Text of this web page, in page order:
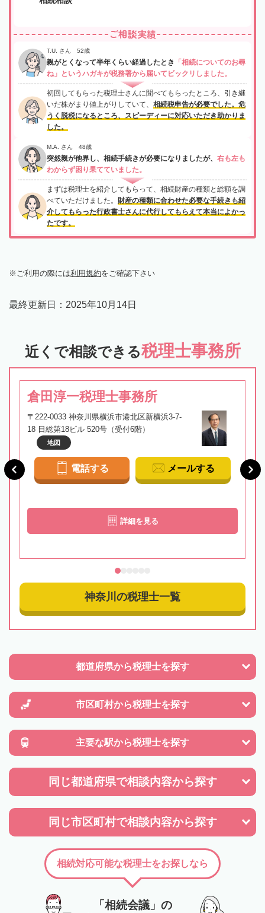
ご相談実績
T.U. さん 52歳
親がとくなって半年くらい経過したとき
「相続についてのお尋
ね」というハガキが税務署から届いてビックリしました。
初回してもらった税理士さんに聞べてもらったところ、引き継
いだ株がまり値上がりしていて、 相続税申告が必要でした。危
うく脱税になるところ、スピーディーに対応いただき助かりま
した。
M.A. さん 48歳
突然親が他界し、相続手続きが必要になりましたが、 右も左も
わからず困り果てていました。
まずは税理士を紹介してもらって、相続財産の種類と総額を調
べていただけました。 財産の種類に合わせた必要な手続きも紹
介してもらった行政書士さんに代行してもらえて本当によかっ
たです。
ご利用の際には利用規約をご確認下さい
最終更新日： 2025年10月14日
近くで相談できる税理士事務所
倉田淳一税理士事務所
〒222-0033 神奈川県横浜市港北区新横浜3-7-
18 日総第18ビル 520号（受付6階）
地図
電話する メールする
詳細を見る
神奈川の税理士一覧
都道府県から税理士を探す
市区町村から税理士を探す
主要な駅から税理士を探す
同じ都道府県で相談内容から探す
同じ市区町村で相談内容から探す
「相続会議」の
相続対応可能な税理士をお探しなら